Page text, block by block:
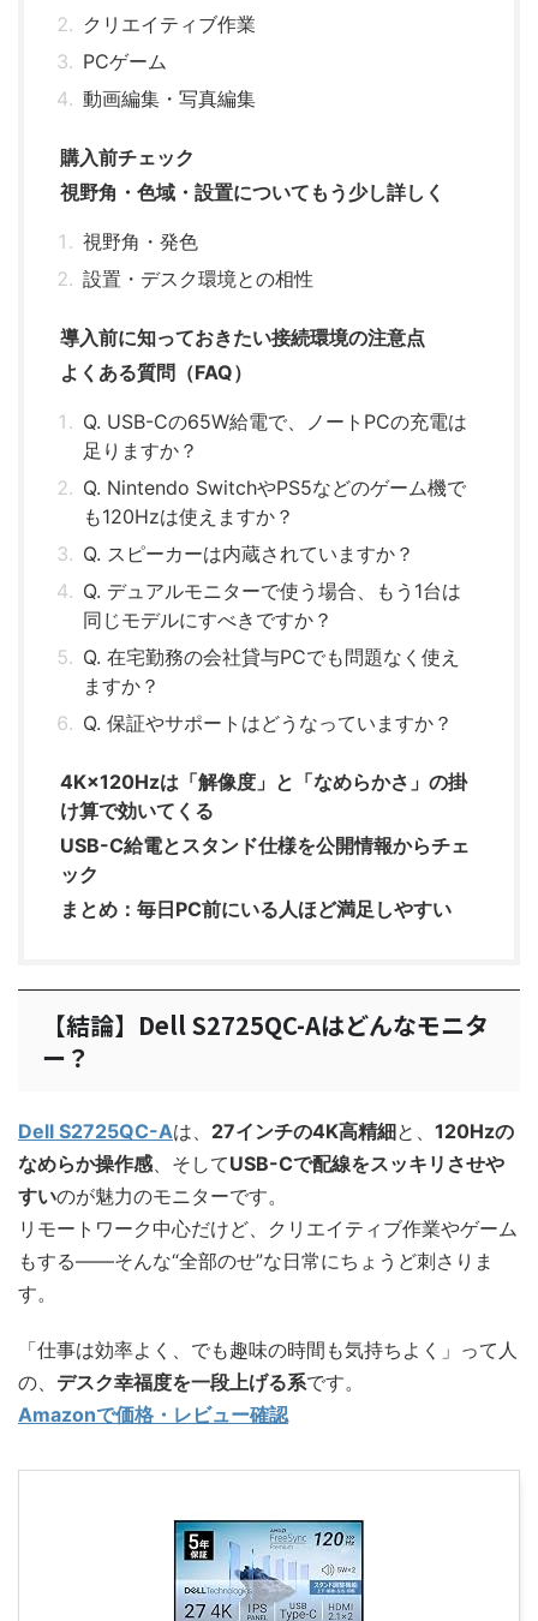
クリエイティブ作業
PCゲーム
動画編集・写真編集
購入前チェック
視野角・色域・設置についてもう少し詳しく
視野角・発色
設置・デスク環境との相性
導入前に知っておきたい接続環境の注意点
よくある質問（FAQ）
Q. USB-Cの65W給電で、ノートPCの充電は
足りますか？
Q. Nintendo SwitchやPS5などのゲーム機で
も120Hzは使えますか？
Q. スピーカーは内蔵されていますか？
Q. デュアルモニターで使う場合、もう1台は
同じモデルにすべきですか？
Q. 在宅勤務の会社貸与PCでも問題なく使え
ますか？
Q. 保証やサポートはどうなっていますか？
4K×120Hzは「解像度」と「なめらかさ」の掛
け算で効いてくる
USB-C給電とスタンド仕様を公開情報からチェ
ック
まとめ：毎日PC前にいる人ほど満足しやすい
【結論】Dell S2725QC-Aはどんなモニタ
ー？
Dell S2725QC-Aは、 27インチの4K高精細と、 120Hzの
なめらか操作感、そしてUSB-Cで配線をスッキリさせや
すいのが魅力のモニターです。
リモートワーク中心だけど、クリエイティブ作業やゲーム
もする――そんな“全部のせ”な日常にちょうど刺さりま
す。
「仕事は効率よく、でも趣味の時間も気持ちよく」って人
の、 デスク幸福度を一段上げる系です。
Amazonで価格・レビュー確認